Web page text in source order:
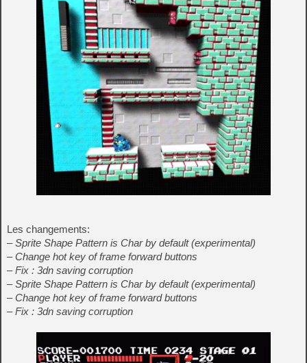
Les changements:
– Sprite Shape Pattern is Char by default (experimental)
– Change hot key of frame forward buttons
– Fix : 3dn saving corruption
– Sprite Shape Pattern is Char by default (experimental)
– Change hot key of frame forward buttons
– Fix : 3dn saving corruption